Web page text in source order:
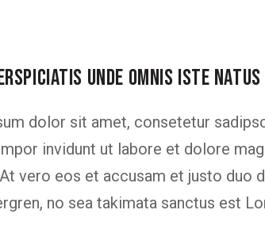
UNDE OMNIS ISTE
dolor sit amet, consetetur
invidunt ut labore et dolore
vero eos et accusam et justo duo
no sea takimata sanctus est